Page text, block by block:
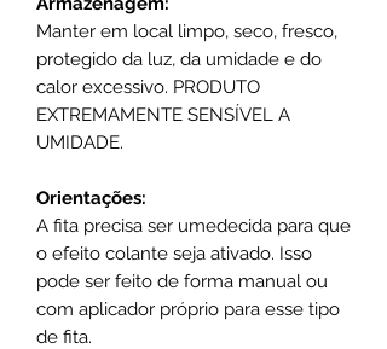
Manter em local limpo, seco, fresco,
protegido da luz, da umidade e do
calor excessivo. PRODUTO
EXTREMAMENTE SENSÍVEL A
UMIDADE.
Orientações:
A fita precisa ser umedecida para que
o efeito colante seja ativado. Isso
pode ser feito de forma manual ou
com aplicador próprio para esse tipo
de fita.